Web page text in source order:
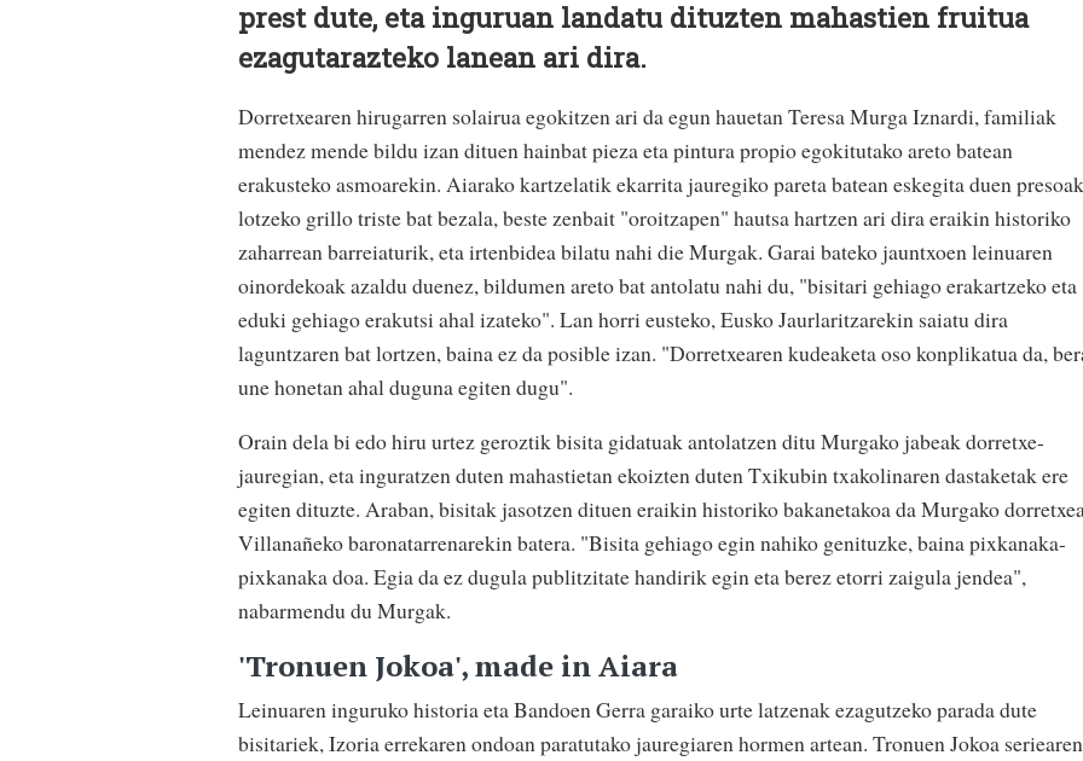
prest dute, eta inguruan landatu dituzten mahastien fruitua
ezagutarazteko lanean ari dira.
Dorretxearen hirugarren solairua egokitzen ari da egun hauetan Teresa Murga Iznardi, familiak
mendez mende bildu izan dituen hainbat pieza eta pintura propio egokitutako areto batean
erakusteko asmoarekin. Aiarako kartzelatik ekarrita jauregiko pareta batean eskegita duen presoak
lotzeko grillo triste bat bezala, beste zenbait "oroitzapen" hautsa hartzen ari dira eraikin historiko
zaharrean barreiaturik, eta irtenbidea bilatu nahi die Murgak. Garai bateko jauntxoen leinuaren
oinordekoak azaldu duenez, bildumen areto bat antolatu nahi du, "bisitari gehiago erakartzeko eta
eduki gehiago erakutsi ahal izateko". Lan horri eusteko, Eusko Jaurlaritzarekin saiatu dira
laguntzaren bat lortzen, baina ez da posible izan. "Dorretxearen kudeaketa oso konplikatua da,
une honetan ahal duguna egiten dugu".
Orain dela bi edo hiru urtez geroztik bisita gidatuak antolatzen ditu Murgako jabeak dorretxe-
jauregian, eta inguratzen duten mahastietan ekoizten duten Txikubin txakolinaren dastaketak ere
egiten dituzte. Araban, bisitak jasotzen dituen eraikin historiko bakanetakoa da Murgako
Villanañeko baronatarrenarekin batera. "Bisita gehiago egin nahiko genituzke, baina pixkanaka-
pixkanaka doa. Egia da ez dugula publitzitate handirik egin eta berez etorri zaigula jendea",
nabarmendu du Murgak.
'Tronuen Jokoa', made in Aiara
Leinuaren inguruko historia eta Bandoen Gerra garaiko urte latzenak ezagutzeko parada dute
bisitariek, Izoria errekaren ondoan paratutako jauregiaren hormen artean. Tronuen Jokoa seriearen